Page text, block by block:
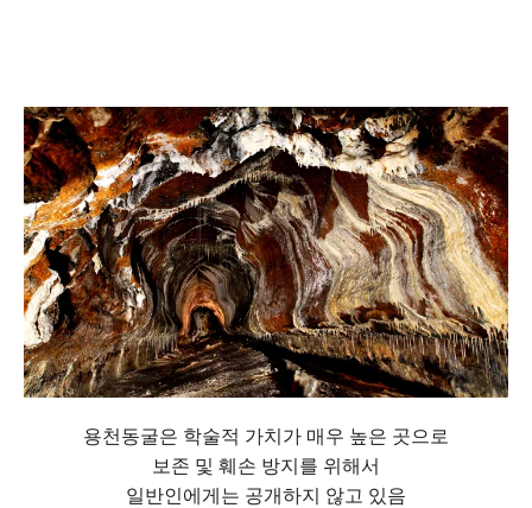
용천동굴은 학술적 가치가 매우 높은 곳으로
보존 및 훼손 방지를 위해서
일반인에게는 공개하지 않고 있음